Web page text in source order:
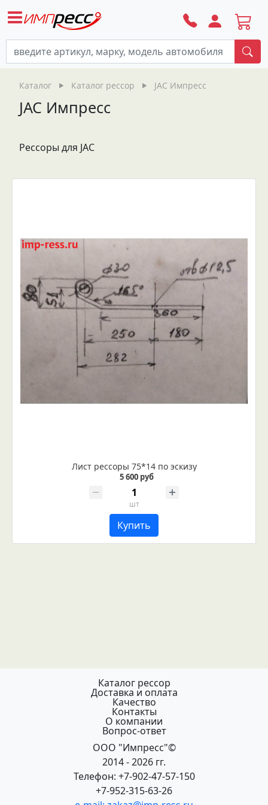
Каталог Каталог рессор JAC Импресс
JAC Импресс
Рессоры для JAC
Лист рессоры 75*14 по эскизу
5 600 руб
шт
Купить
Каталог рессор
Доставка и оплата
Качество
Контакты
О компании
Вопрос-ответ
ООО "Импресс"©
2014 - 2026 гг.
Телефон: +7-902-47-57-150
+7-952-315-63-26